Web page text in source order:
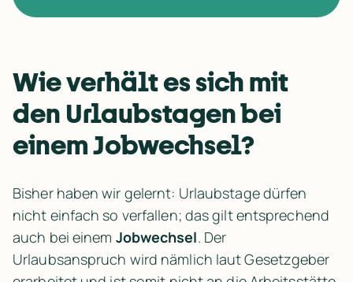
Wie verhält es sich mit
den Urlaubstagen bei
einem Jobwechsel?
Bisher haben wir gelernt: Urlaubstage dürfen
nicht einfach so verfallen; das gilt entsprechend
auch bei einem Jobwechsel. Der
Urlaubsanspruch wird nämlich laut Gesetzgeber